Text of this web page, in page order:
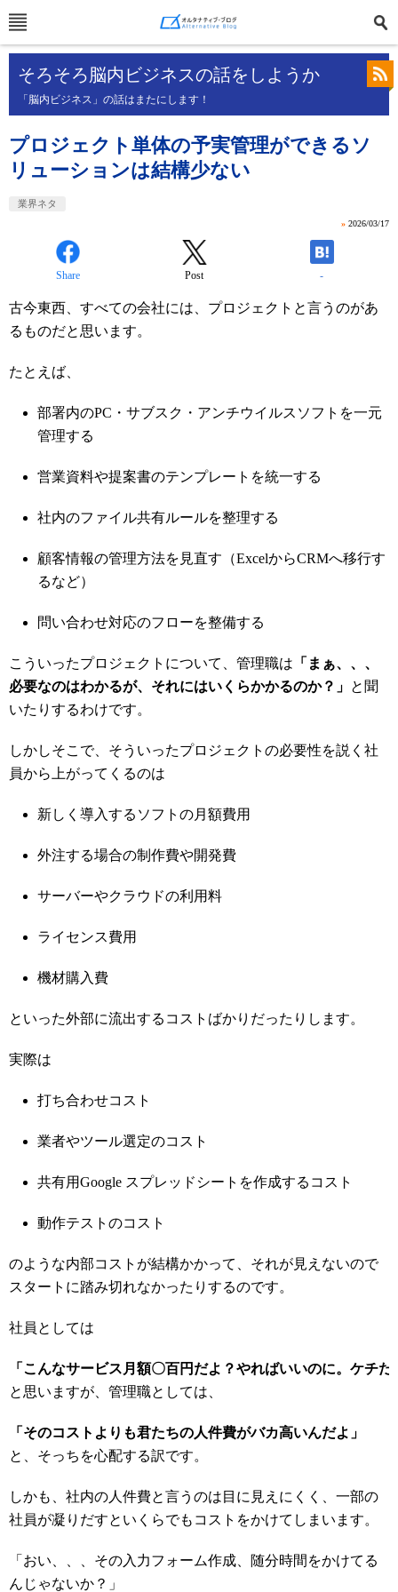
そろそろ脳内ビジネスの話をしようか
「脳内ビジネス」の話はまたにします！
プロジェクト単体の予実管理ができるソ
リューションは結構少ない
業界ネタ
» 2026/03/17
Share Post -
古今東西、すべての会社には、プロジェクトと言うのがあ
るものだと思います。
たとえば、
部署内のPC・サブスク・アンチウイルスソフトを一元
管理する
営業資料や提案書のテンプレートを統一する
社内のファイル共有ルールを整理する
顧客情報の管理方法を見直す（ExcelからCRMへ移行す
るなど）
問い合わせ対応のフローを整備する
こういったプロジェクトについて、管理職は 「まぁ、、、
必要なのはわかるが、それにはいくらかかるのか？」 と聞
いたりするわけです。
しかしそこで、そういったプロジェクトの必要性を説く社
員から上がってくるのは
新しく導入するソフトの月額費用
外注する場合の制作費や開発費
サーバーやクラウドの利用料
ライセンス費用
機材購入費
といった外部に流出するコストばかりだったりします。
実際は
打ち合わせコスト
業者やツール選定のコスト
共有用Google スプレッドシートを作成するコスト
動作テストのコスト
のような内部コストが結構かかって、それが見えないので
スタートに踏み切れなかったりするのです。
社員としては
「こんなサービス月額〇百円だよ？やればいいのに。ケチだ
と思いますが、管理職としては、
「そのコストよりも君たちの人件費がバカ高いんだよ」
と、そっちを心配する訳です。
しかも、社内の人件費と言うのは目に見えにくく、一部の
社員が凝りだすといくらでもコストをかけてしまいます。
「おい、、、その入力フォーム作成、随分時間をかけてる
んじゃないか？」